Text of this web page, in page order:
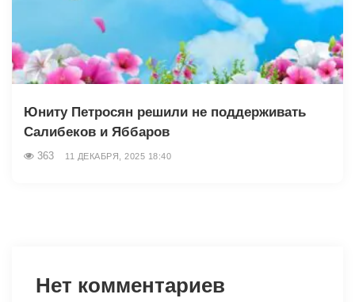
Юниту Петросян решили не поддерживать
Салибеков и Яббаров
363 11 ДЕКАБРЯ, 2025 18:40
Нет комментариев